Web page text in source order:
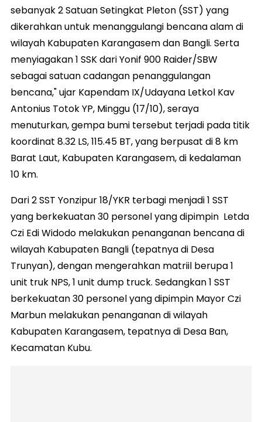
sebanyak 2 Satuan Setingkat Pleton (SST) yang
dikerahkan untuk menanggulangi bencana alam di
wilayah Kabupaten Karangasem dan Bangli. Serta
menyiagakan 1 SSK dari Yonif 900 Raider/SBW
sebagai satuan cadangan penanggulangan
bencana," ujar Kapendam IX/Udayana Letkol Kav
Antonius Totok YP, Minggu (17/10), seraya
menuturkan, gempa bumi tersebut terjadi pada titik
koordinat 8.32 LS, 115.45 BT, yang berpusat di 8 km
Barat Laut, Kabupaten Karangasem, di kedalaman
10 km.
Dari 2 SST Yonzipur 18/YKR terbagi menjadi 1 SST
yang berkekuatan 30 personel yang dipimpin Letda
Czi Edi Widodo melakukan penanganan bencana di
wilayah Kabupaten Bangli (tepatnya di Desa
Trunyan), dengan mengerahkan matriil berupa 1
unit truk NPS, 1 unit dump truck. Sedangkan 1 SST
berkekuatan 30 personel yang dipimpin Mayor Czi
Marbun melakukan penanganan di wilayah
Kabupaten Karangasem, tepatnya di Desa Ban,
Kecamatan Kubu.